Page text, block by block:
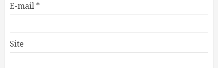
E-mail *
Site